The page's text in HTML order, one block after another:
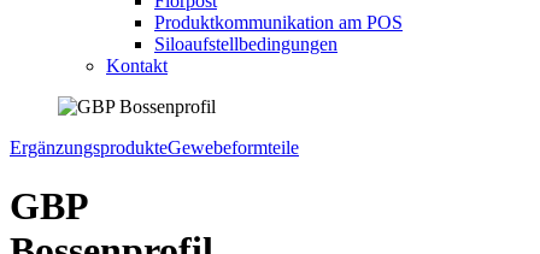
Produktkommunikation am POS
Siloaufstellbedingungen
Kontakt
ErgänzungsprodukteGewebeformteile
GBP